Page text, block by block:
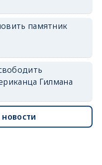
памятник
Гилмана